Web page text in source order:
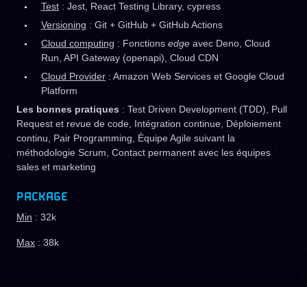
Test : Jest, React Testing Library, cypress
Versioning : Git + GitHub + GitHub Actions
Cloud computing : Fonctions edge avec Deno, Cloud
Run, API Gateway (openapi), Cloud CDN
Cloud Provider : Amazon Web Services et Google Cloud
Platform
Les bonnes pratiques : Test Driven Development (TDD), Pull
Request et revue de code, Intégration continue, Déploiement
continu, Pair Programming, Équipe Agile suivant la
méthodologie Scrum, Contact permanent avec les équipes
sales et marketing
PACKAGE
Min : 32k
Max : 38k